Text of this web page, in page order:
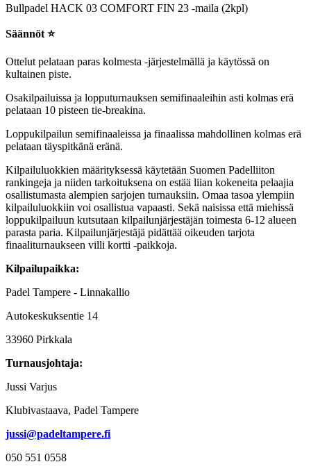
Bullpadel HACK 03 COMFORT FIN 23 -maila (2kpl)
Säännöt ⭐
Ottelut pelataan paras kolmesta -järjestelmällä ja käytössä on
kultainen piste.
Osakilpailuissa ja lopputurnauksen semifinaaleihin asti kolmas erä
pelataan 10 pisteen tie-breakina.
Loppukilpailun semifinaaleissa ja finaalissa mahdollinen kolmas erä
pelataan täyspitkänä eränä.
Kilpailuluokkien määrityksessä käytetään Suomen Padelliiton
rankingeja ja niiden tarkoituksena on estää liian kokeneita pelaajia
osallistumasta alempien sarjojen turnauksiin. Omaa tasoa ylempiin
kilpailuluokkiin voi osallistua vapaasti. Sekä naisissa että miehissä
loppukilpailuun kutsutaan kilpailunjärjestäjän toimesta 6-12 alueen
parasta paria. Kilpailunjärjestäjä pidättää oikeuden tarjota
finaaliturnaukseen villi kortti -paikkoja.
Kilpailupaikka:
Padel Tampere - Linnakallio
Autokeskuksentie 14
33960 Pirkkala
Turnausjohtaja:
Jussi Varjus
Klubivastaava, Padel Tampere
jussi@padeltampere.fi
050 551 0558